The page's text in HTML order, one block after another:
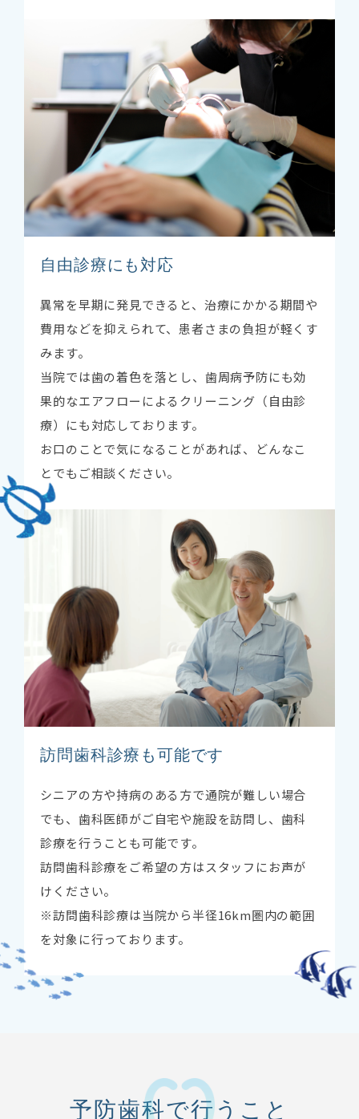
自由診療にも対応
異常を早期に発見できると、治療にかかる期間や
費用などを抑えられて、患者さまの負担が軽くす
みます。
当院では歯の着色を落とし、歯周病予防にも効
果的なエアフローによるクリーニング（自由診
療）にも対応しております。
お口のことで気になることがあれば、どんなこ
とでもご相談ください。
訪問歯科診療も可能です
シニアの方や持病のある方で通院が難しい場合
でも、歯科医師がご自宅や施設を訪問し、歯科
診療を行うことも可能です。
訪問歯科診療をご希望の方はスタッフにお声が
けください。
※訪問歯科診療は当院から半径16km圏内の範囲
を対象に行っております。
予防歯科で行うこと